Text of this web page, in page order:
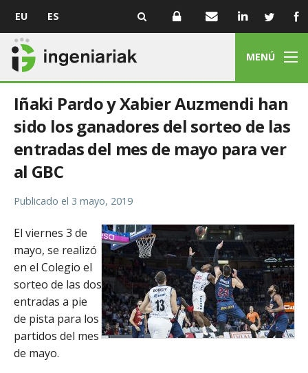
EU ES
MENÚ
Iñaki Pardo y Xabier Auzmendi han
sido los ganadores del sorteo de las
entradas del mes de mayo para ver
al GBC
Publicado el 3 mayo, 2019
El viernes 3 de
mayo, se realizó
en el Colegio el
sorteo de las dos
entradas a pie
de pista para los
partidos del mes
de mayo.